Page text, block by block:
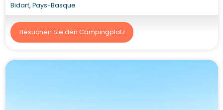
Bidart, Pays-Basque
Besuchen Sie den Campingplatz